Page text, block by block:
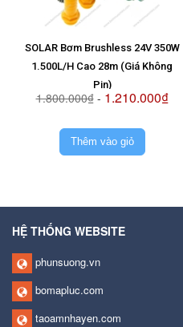
SOLAR Bơm Brushless 24V 350W
1.500L/H Cao 28m (Giá Không
Pin)
1.800.000₫- 1.210.000₫
Thêm vào giỏ
HỆ THỐNG WEBSITE
phunsuong.vn
bomapluc.com
taoamnhayen.com